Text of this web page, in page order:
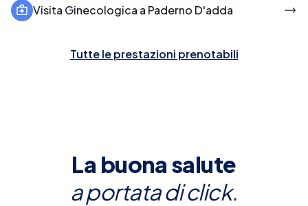
Visita Ginecologica a Paderno D'adda
Tutte le prestazioni prenotabili
La buona salute
a portata di click.